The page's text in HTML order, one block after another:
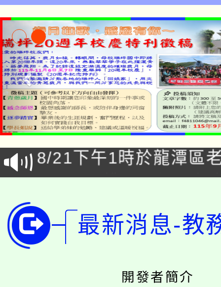
「本色祭」8/29、30
場熱烈登場!
8/21下午1時於龍潭區
徵才活動。
YOUNG桃局內行報名
局官網。
開!
115年桃園市運動會8/
桃園市低收入戶享有免
視費優惠，中低收入戶
大園自造教育及科技
最新消息-教
開發者簡介